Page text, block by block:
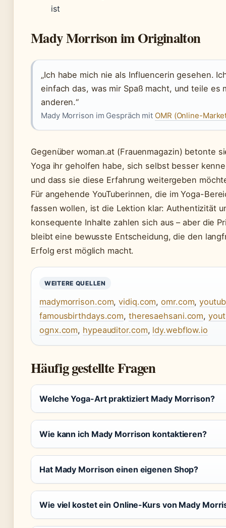
ist
Mady Morrison im Originalton
„Ich habe mich nie als Influencerin gesehen.
einfach das, was mir Spaß macht, und teile es
anderen.“
Mady Morrison im Gespräch mit OMR (Online-
Gegenüber woman.at (Frauenmagazin) betonte
Yoga ihr geholfen habe, sich selbst besser
und dass sie diese Erfahrung weitergeben
Für angehende YouTuberinnen, die im Yoga-
fassen wollen, ist die Lektion klar: Authentizität
konsequente Inhalte zahlen sich aus – aber die
bleibt eine bewusste Entscheidung, die den
Erfolg erst möglich macht.
WEITERE QUELLEN
madymorrison.com,vidiq.com,omr.com,
famousbirthdays.com, theresaehsani.com,
ognx.com, hypeauditor.com, ldy.webflow.io
Häufig gestellte Fragen
Welche Yoga-Art praktiziert Mady Morrison?
Wie kann ich Mady Morrison kontaktieren?
Hat Mady Morrison einen eigenen Shop?
Wie viel kostet ein Online-Kurs von Mady